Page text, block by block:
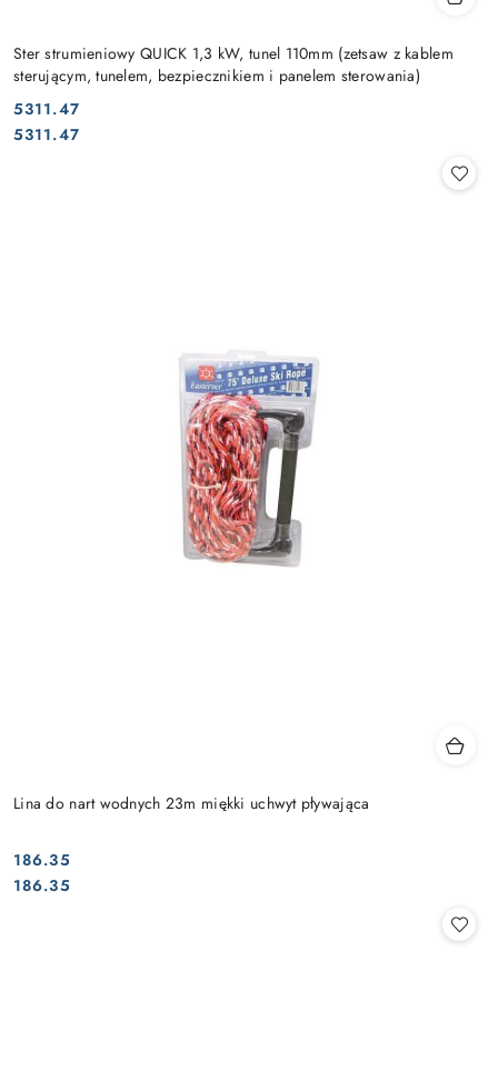
Ster strumieniowy QUICK 1,3 kW, tunel 110mm (zetsaw z kablem
sterującym, tunelem, bezpiecznikiem i panelem sterowania)
Cena:
5311.47
Cena:
5311.47
Lina do nart wodnych 23m miękki uchwyt pływająca
Cena:
186.35
Cena:
186.35